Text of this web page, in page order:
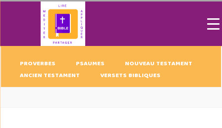
PROVERBES PSAUMES
NOUVEAU TESTAMENT
ANCIEN TESTAMENT
VERSETS BIBLIQUES